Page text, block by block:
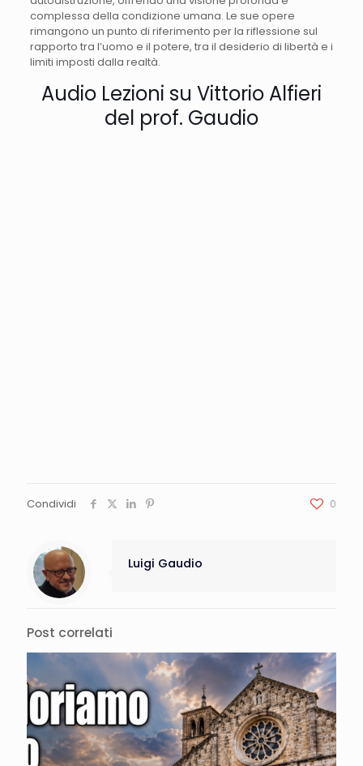
complessa della condizione umana. Le sue opere
rimangono un punto di riferimento per la riflessione sul
rapporto tra l’uomo e il potere, tra il desiderio di libertà e i
limiti imposti dalla realtà.
Audio Lezioni su Vittorio Alfieri
del prof. Gaudio
Condividi 0
Luigi Gaudio
Post correlati